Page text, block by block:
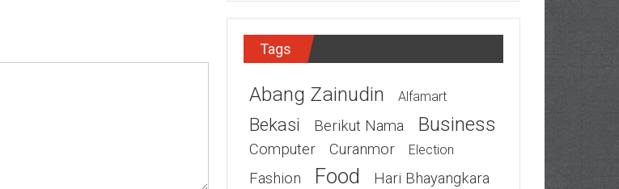
Tags
Abang Zainudin Alfamart
Bekasi Berikut Nama Business
Computer Curanmor Election
Fashion Food
Hari Bhayangkara